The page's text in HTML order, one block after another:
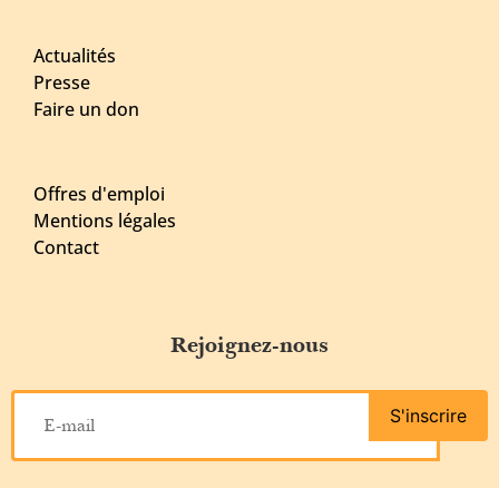
Actualités
Presse
Faire un don
Offres d'emploi
Mentions légales
Contact
Rejoignez-nous
S'inscrire